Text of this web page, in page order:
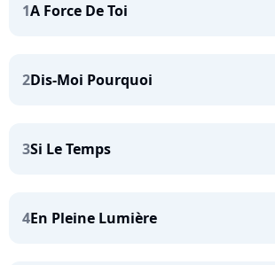
1A Force De Toi
2Dis-Moi Pourquoi
3Si Le Temps
4En Pleine Lumière